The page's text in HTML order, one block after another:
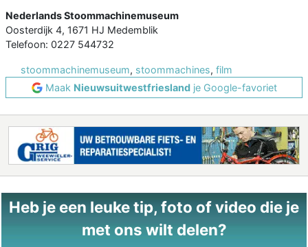
Nederlands Stoommachinemuseum
Oosterdijk 4, 1671 HJ Medemblik
Telefoon: 0227 544732
stoommachinemuseum, stoommachines, film
Maak Nieuwsuitwestfrieslandje Google-favoriet
Heb je een leuke tip, foto of video die je
met ons wilt delen?